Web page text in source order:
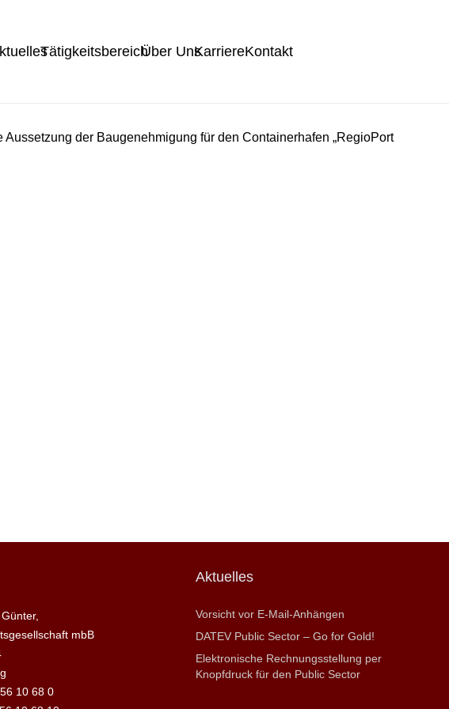
TätigkeitsbereichÜber UnsKarriereKontakt
der Baugenehmigung für den Containerhafen „RegioPort
mbB
10 68 0
Aktuelles
Vorsicht vor E-Mail-Anhängen
DATEV Public Sector – Go for Gold!
Elektronische Rechnungsstellung per
Knopfdruck für den Public Sector